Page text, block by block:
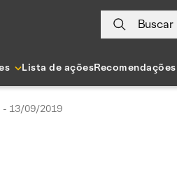
Buscar
Lista de açõesRecomendações
- 13/09/2019